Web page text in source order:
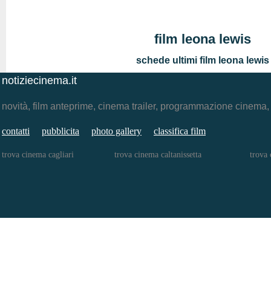
film leona lewis
schede ultimi film leona lewis
notiziecinema.it
novità, film anteprime, cinema trailer, programmazione
contatti pubblicita photo gallery classifica film
trova cinema cagliari trova cinema caltanissetta trova